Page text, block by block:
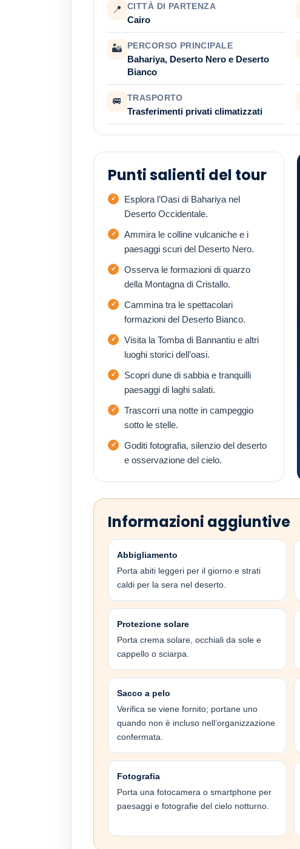
📍 CITTÀ DI PARTENZA
Cairo
🏜 PERCORSO PRINCIPALE
Bahariya, Deserto Nero e Deserto
Bianco
🚐 TRASPORTO
Trasferimenti privati climatizzati
Punti salienti del tour
Esplora l’Oasi di Bahariya nel
Deserto Occidentale.
Ammira le colline vulcaniche e i
paesaggi scuri del Deserto Nero.
Osserva le formazioni di quarzo
della Montagna di Cristallo.
Cammina tra le spettacolari
formazioni del Deserto Bianco.
Visita la Tomba di Bannantiu e altri
luoghi storici dell’oasi.
Scopri dune di sabbia e tranquilli
paesaggi di laghi salati.
Trascorri una notte in campeggio
sotto le stelle.
Goditi fotografia, silenzio del deserto
e osservazione del cielo.
Informazioni aggiuntive
Abbigliamento
Porta abiti leggeri per il giorno e strati
caldi per la sera nel deserto.
Protezione solare
Porta crema solare, occhiali da sole e
cappello o sciarpa.
Sacco a pelo
Verifica se viene fornito; portane uno
quando non è incluso nell’organizzazione
confermata.
Fotografia
Porta una fotocamera o smartphone per
paesaggi e fotografie del cielo notturno.